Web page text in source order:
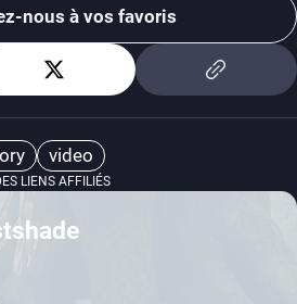
nous à vos favoris
video
LIENS AFFILIÉS